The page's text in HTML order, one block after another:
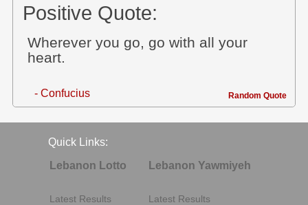
Positive Quote:
Wherever you go, go with all your
heart.
- Confucius Random Quote
Quick Links:
Lebanon Lotto
Latest Results
Lebanon Yawmiyeh
Latest Results